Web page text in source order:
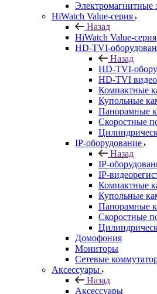
Электромагнитные
HiWatch Value-серия
Назад
HiWatch Value-серия
HD-TVI-
Назад
HD-TVI-
HD-TVI
Компактные
Купольные
Панорамные
Скоростные
IP-оборудование
Назад
IP-
IP-
Компактные
Купольные
Панорамные
Скоростные
Домофония
Мониторы
Сетевые
Аксессуары
Назад
Аксессуары